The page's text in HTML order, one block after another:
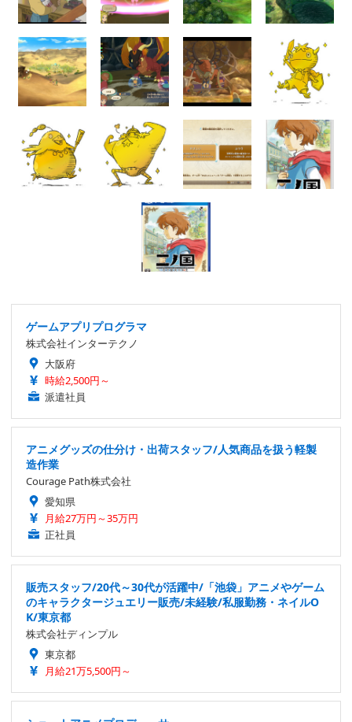
ゲームアプリプログラマ
株式会社インターテクノ
大阪府
時給2,500円～
派遣社員
アニメグッズの仕分け・出荷スタッフ/人気商品を扱う軽製
造作業
Courage Path株式会社
愛知県
月給27万円～35万円
正社員
販売スタッフ/20代～30代が活躍中/「池袋」アニメやゲーム
のキャラクタージュエリー販売/未経験/私服勤務・ネイルO
K/東京都
株式会社ディンプル
東京都
月給21万5,500円～